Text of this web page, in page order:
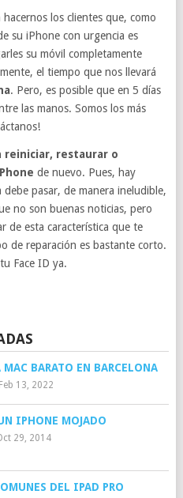
los clientes que, como
su iPhone con urgencia es
su móvil completamente
el tiempo que nos llevará
. Pero, es posible que en 5 días
las manos. Somos los más
reiniciar, restaurar o
de nuevo. Pues, hay
pasar, de manera ineludible,
no son buenas noticias, pero
de esta característica que te
de reparación es bastante corto.
Face ID ya.
MAC BARATO EN BARCELONA
Feb 13, 2022
IPHONE MOJADO
29, 2014
DEL IPAD PRO